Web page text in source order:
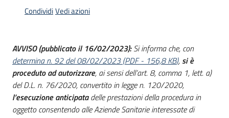
strumenti
Supporto
Piattaforme
CondividiVedi azioni
AVVISO (pubblicato il 16/02/2023):Si informa che, con
determina n. 92 del 08/02/2023(PDF- 156,8 KB),si è
proceduto ad autorizzare, ai sensi dell’art. 8, comma 1, lett. a)
del D.L. n. 76/2020, convertito in legge n. 120/2020,
l’esecuzione anticipatadelle prestazioni della procedura in
oggetto consentendo alle Aziende Sanitarie interessate di